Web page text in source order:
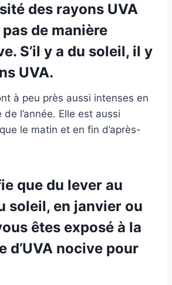
des rayons UVA
de manière
S’il y a du soleil, il y
UVA.
à peu près aussi intenses en
l’année. Elle est aussi
le matin et en fin d’après-
que du lever au
soleil, en janvier ou
êtes exposé à la
d’UVA nocive pour